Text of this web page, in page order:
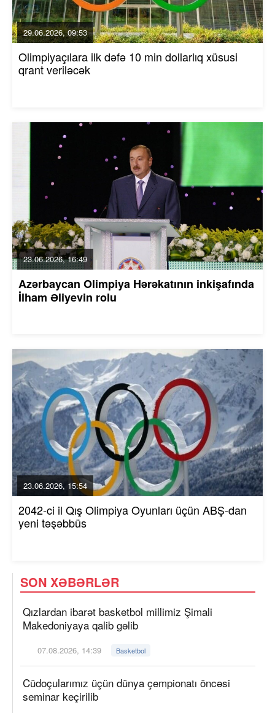
29.06.2026, 09:53
Olimpiyaçılara ilk dəfə 10 min dollarlıq xüsusi
qrant veriləcək
23.06.2026, 16:49
Azərbaycan Olimpiya Hərəkatının inkişafında
İlham Əliyevin rolu
23.06.2026, 15:54
2042-ci il Qış Olimpiya Oyunları üçün ABŞ-dan
yeni təşəbbüs
SON XƏBƏRLƏR
Qızlardan ibarət basketbol millimiz Şimali
Makedoniyaya qalib gəlib
07.08.2026, 14:39 Basketbol
Cüdoçularımız üçün dünya çempionatı öncəsi
seminar keçirilib